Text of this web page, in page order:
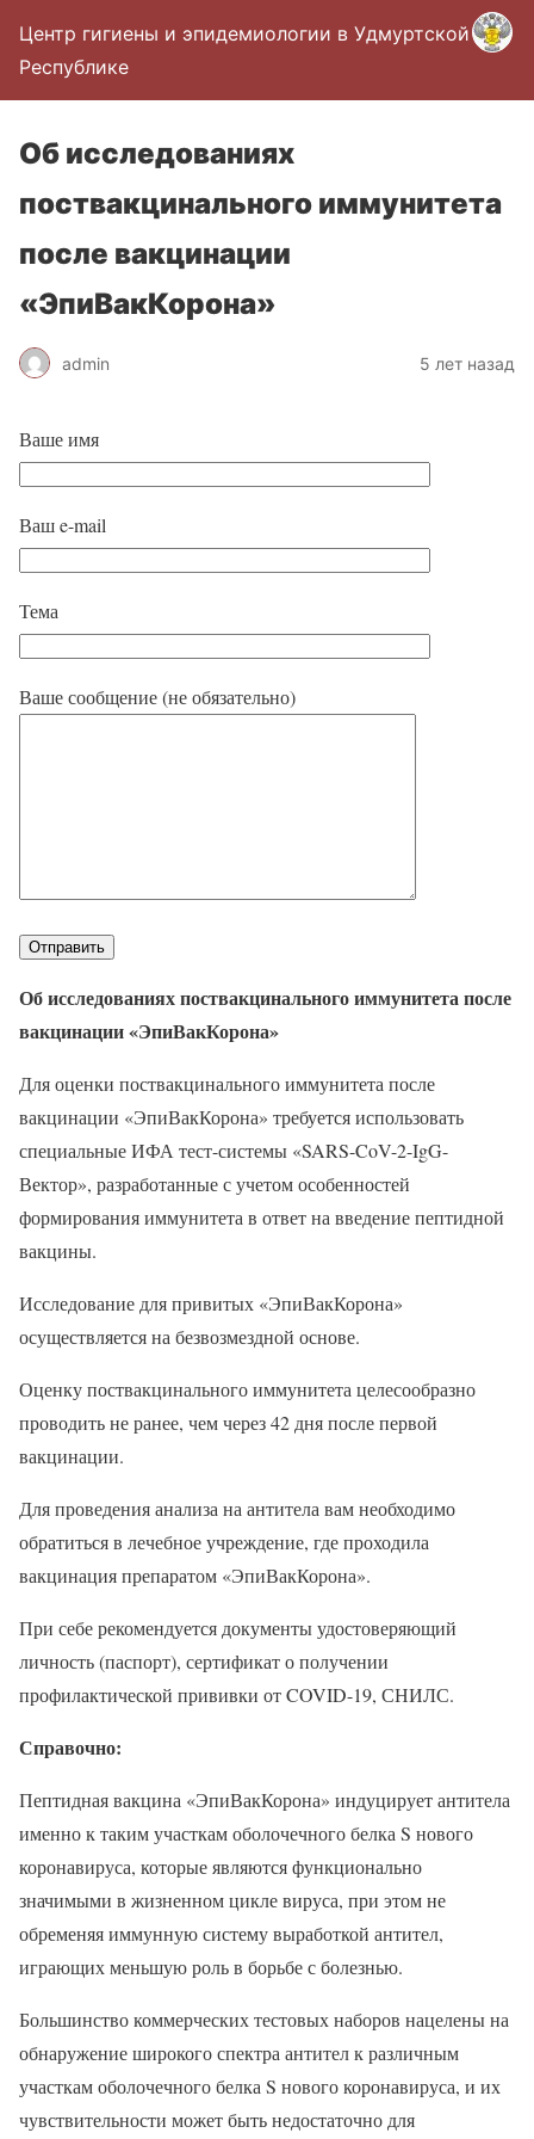
Центр гигиены и эпидемиологии в Удмуртской
Республике
Об исследованиях
поствакцинального иммунитета
после вакцинации
«ЭпиВакКорона»
admin 5 лет назад
Ваше имя
Ваш e-mail
Тема
Ваше сообщение (не обязательно)
Об исследованиях поствакцинального иммунитета после
вакцинации «ЭпиВакКорона»
Для оценки поствакцинального иммунитета после
вакцинации «ЭпиВакКорона» требуется использовать
специальные ИФА тест-системы «SARS-CoV-2-IgG-
Вектор», разработанные с учетом особенностей
формирования иммунитета в ответ на введение пептидной
вакцины.
Исследование для привитых «ЭпиВакКорона»
осуществляется на безвозмездной основе.
Оценку поствакцинального иммунитета целесообразно
проводить не ранее, чем через 42 дня после первой
вакцинации.
Для проведения анализа на антитела вам необходимо
обратиться в лечебное учреждение, где проходила
вакцинация препаратом «ЭпиВакКорона».
При себе рекомендуется документы удостоверяющий
личность (паспорт), сертификат о получении
профилактической прививки от COVID-19, СНИЛС.
Справочно:
Пептидная вакцина «ЭпиВакКорона» индуцирует антитела
именно к таким участкам оболочечного белка S нового
коронавируса, которые являются функционально
значимыми в жизненном цикле вируса, при этом не
обременяя иммунную систему выработкой антител,
играющих меньшую роль в борьбе с болезнью.
Большинство коммерческих тестовых наборов нацелены на
обнаружение широкого спектра антител к различным
участкам оболочечного белка S нового коронавируса, и их
чувствительности может быть недостаточно для